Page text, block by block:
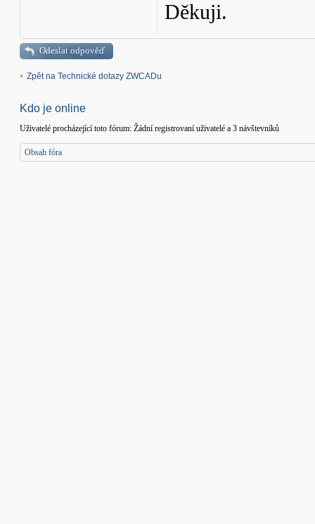
Děkuji.
Odeslat odpověď
Zpět na Technické dotazy ZWCADu
Kdo je online
Uživatelé procházející toto fórum: Žádní registrovaní uživatelé a 3 návštevníků
Obsah fóra